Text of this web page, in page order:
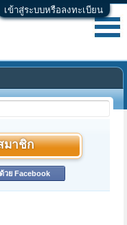
เข้าสู่ระบบหรือลงทะเบียน
มาชิก
วย Facebook